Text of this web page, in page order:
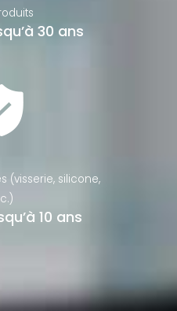
30 ans
(visserie, silicone,
10 ans